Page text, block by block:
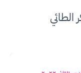
الطائي